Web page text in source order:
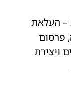
– העלאת
פרסום
ויצירת